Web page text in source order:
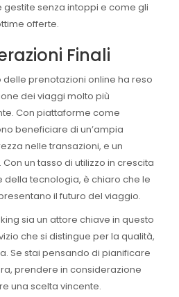
senza intoppi e come gli
offerte.
Finali
delle prenotazioni online ha reso
dei viaggi molto più
Con piattaforme come
beneficiare di un’ampia
nelle transazioni, e un
un tasso di utilizzo in crescita
della tecnologia, è chiaro che le
il futuro del viaggio.
sia un attore chiave in questo
che si distingue per la qualità,
Se stai pensando di pianificare
prendere in considerazione
una scelta vincente.